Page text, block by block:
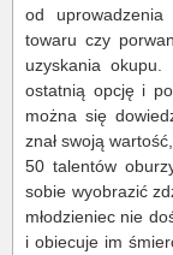
od uprowadzenia
towaru czy
uzyskania
ostatnią opcję i
można się
znał swoją
50 talentów
sobie wyobrazić
młodzieniec nie
i obiecuje im